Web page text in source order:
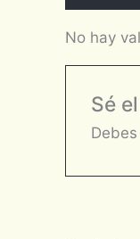
No hay
Sé
Debes